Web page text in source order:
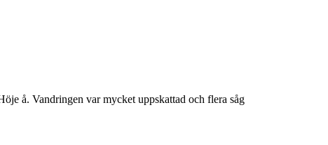
å. Vandringen var mycket uppskattad och flera såg